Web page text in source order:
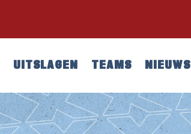
UITSLAGEN TEAMS NIEUWS